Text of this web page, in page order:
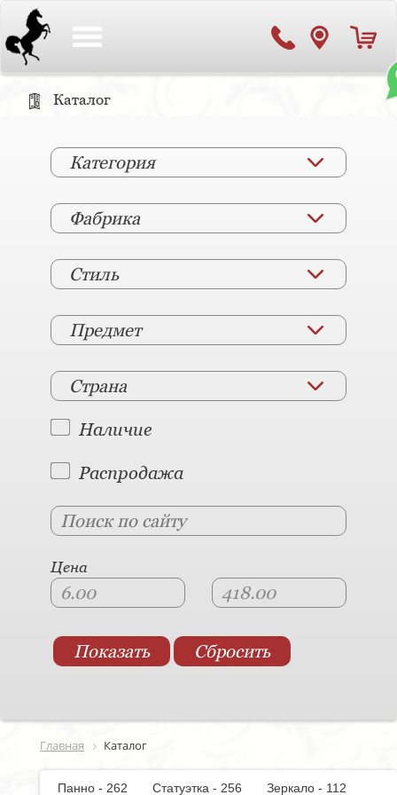
Каталог
Категория
Фабрика
Стиль
Предмет
Страна
Наличие
Распродажа
Цена
Главная Каталог
Панно - 262 Статуэтка - 256
Зеркало - 112